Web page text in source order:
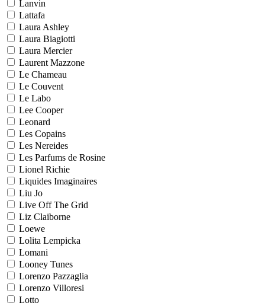
Lanvin
Lattafa
Laura Ashley
Laura Biagiotti
Laura Mercier
Laurent Mazzone
Le Chameau
Le Couvent
Le Labo
Lee Cooper
Leonard
Les Copains
Les Nereides
Les Parfums de Rosine
Lionel Richie
Liquides Imaginaires
Liu Jo
Live Off The Grid
Liz Claiborne
Loewe
Lolita Lempicka
Lomani
Looney Tunes
Lorenzo Pazzaglia
Lorenzo Villoresi
Lotto